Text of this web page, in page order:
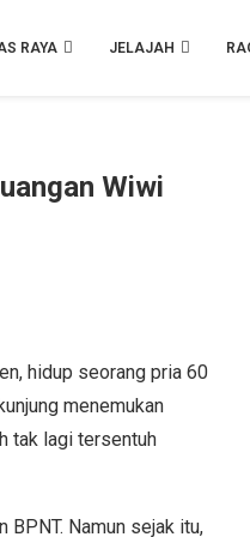
RAYA JELAJAH
Wiwi
hidup seorang pria 60
menemukan
tak lagi tersentuh
Namun sejak itu,